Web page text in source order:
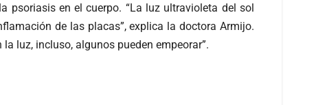
psoriasis en el cuerpo. “La luz ultravioleta del sol
de las placas”, explica la doctora Armijo.
luz, incluso, algunos pueden empeorar”.